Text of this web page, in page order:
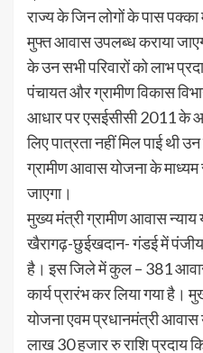
राज्य के जिन लोगों के पास पक्का
मुफ्त आवास उपलब्ध कराया
के उन सभी परिवारों को लाभ
पंचायत और ग्रामीण विकास
आधार पर एसईसीसी 2011 के
लिए पात्रता नहीं मिल पाई थी
ग्रामीण आवास योजना के
जाएगा।
मुख्य मंत्री ग्रामीण आवास न्याय
खैरागढ़-छुईखदान- गंडई में
है। इस जिले में कुल – 381
कार्य प्रारंभ कर लिया गया है।
योजना एवम प्रधानमंत्री आवास
लाख 30 हजार रु राशि प्रदाय